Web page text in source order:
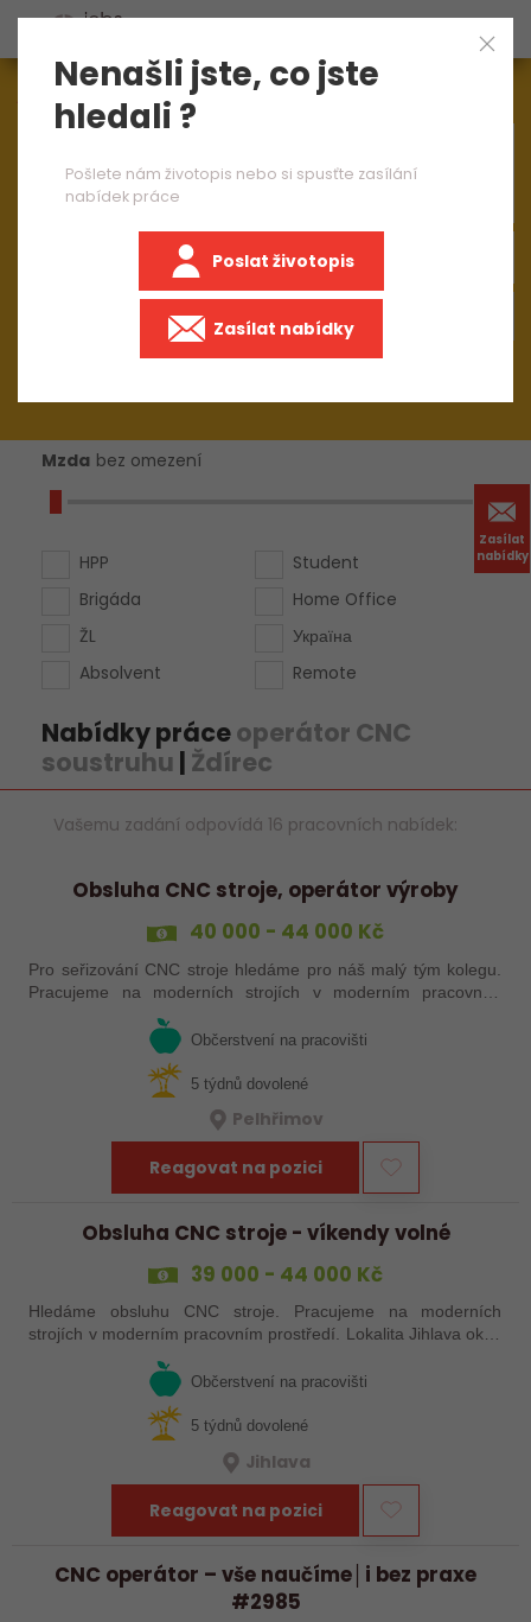
Zasílat
nabídky
Aktuálně1545nabídek práce
Mzda bez omezení
HPP
Brigáda
ŽL
Absolvent
Student
Home Office
Україна
Remote
Nabídky práceoperátor CNC
soustruhu | Ždírec
Vašemu zadání odpovídá 16 pracovních nabídek:
Obsluha CNC stroje, operátor výroby
40 000 - 44 000 Kč
Pro seřizování CNC stroje hledáme pro náš malý tým kolegu.
Pracujeme na moderních strojích v moderním pracovním
prostředí. Pracovistě 5 km od Jihlavy.
Občerstvení na pracovišti
5 týdnů dovolené
Pelhřimov
Reagovat na pozici
Obsluha CNC stroje - víkendy volné
39 000 - 44 000 Kč
Hledáme obsluhu CNC stroje. Pracujeme na moderních
strojích v moderním pracovním prostředí. Lokalita Jihlava okolí
Občerstvení na pracovišti
5 týdnů dovolené
Jihlava
Reagovat na pozici
CNC operátor – vše naučíme│i bez praxe
#2985
Nenašli jste, co jste
hledali ?
Pošlete nám životopis nebo si spusťte zasílání
nabídek práce
Poslat životopis
Zasílat nabídky